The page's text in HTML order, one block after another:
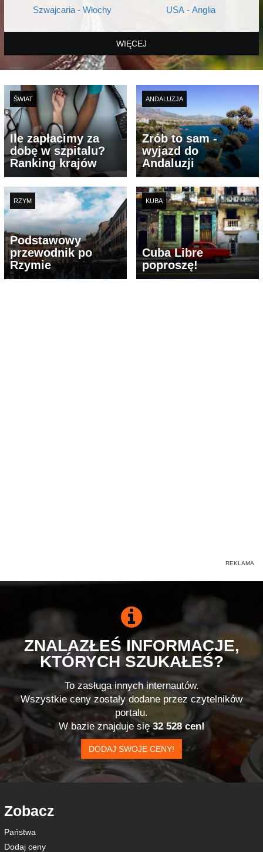
Szwajcaria - Włochy USA - Anglia
WIĘCEJ
ŚWIAT
Ile zapłacimy za
dobę w szpitalu?
Ranking krajów
ANDALUZJA
Zrób to sam -
wyjazd do
Andaluzji
RZYM
Podstawowy
przewodnik po
Rzymie
KUBA
Cuba Libre
poproszę!
ZNALAZŁEŚ INFORMACJE,
KTÓRYCH SZUKAŁEŚ?
To zasługa innych internautów.
Wszystkie ceny zostały dodane przez czytelników
portalu.
W bazie znajduje się32 528 cen!
DODAJ SWOJE CENY!
Zobacz
Państwa
Dodaj ceny